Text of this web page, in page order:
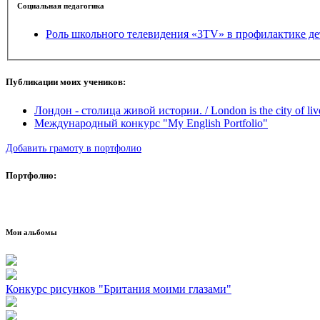
Социальная педагогика
Роль школьного телевидения «3TV» в профилактике
Публикации моих учеников:
Лондон - столица живой истории. / London is the city of
Международный конкурс "My English Portfolio"
Добавить грамоту в портфолио
Портфолио:
Мои альбомы
Конкурс рисунков "Британия моими глазами"